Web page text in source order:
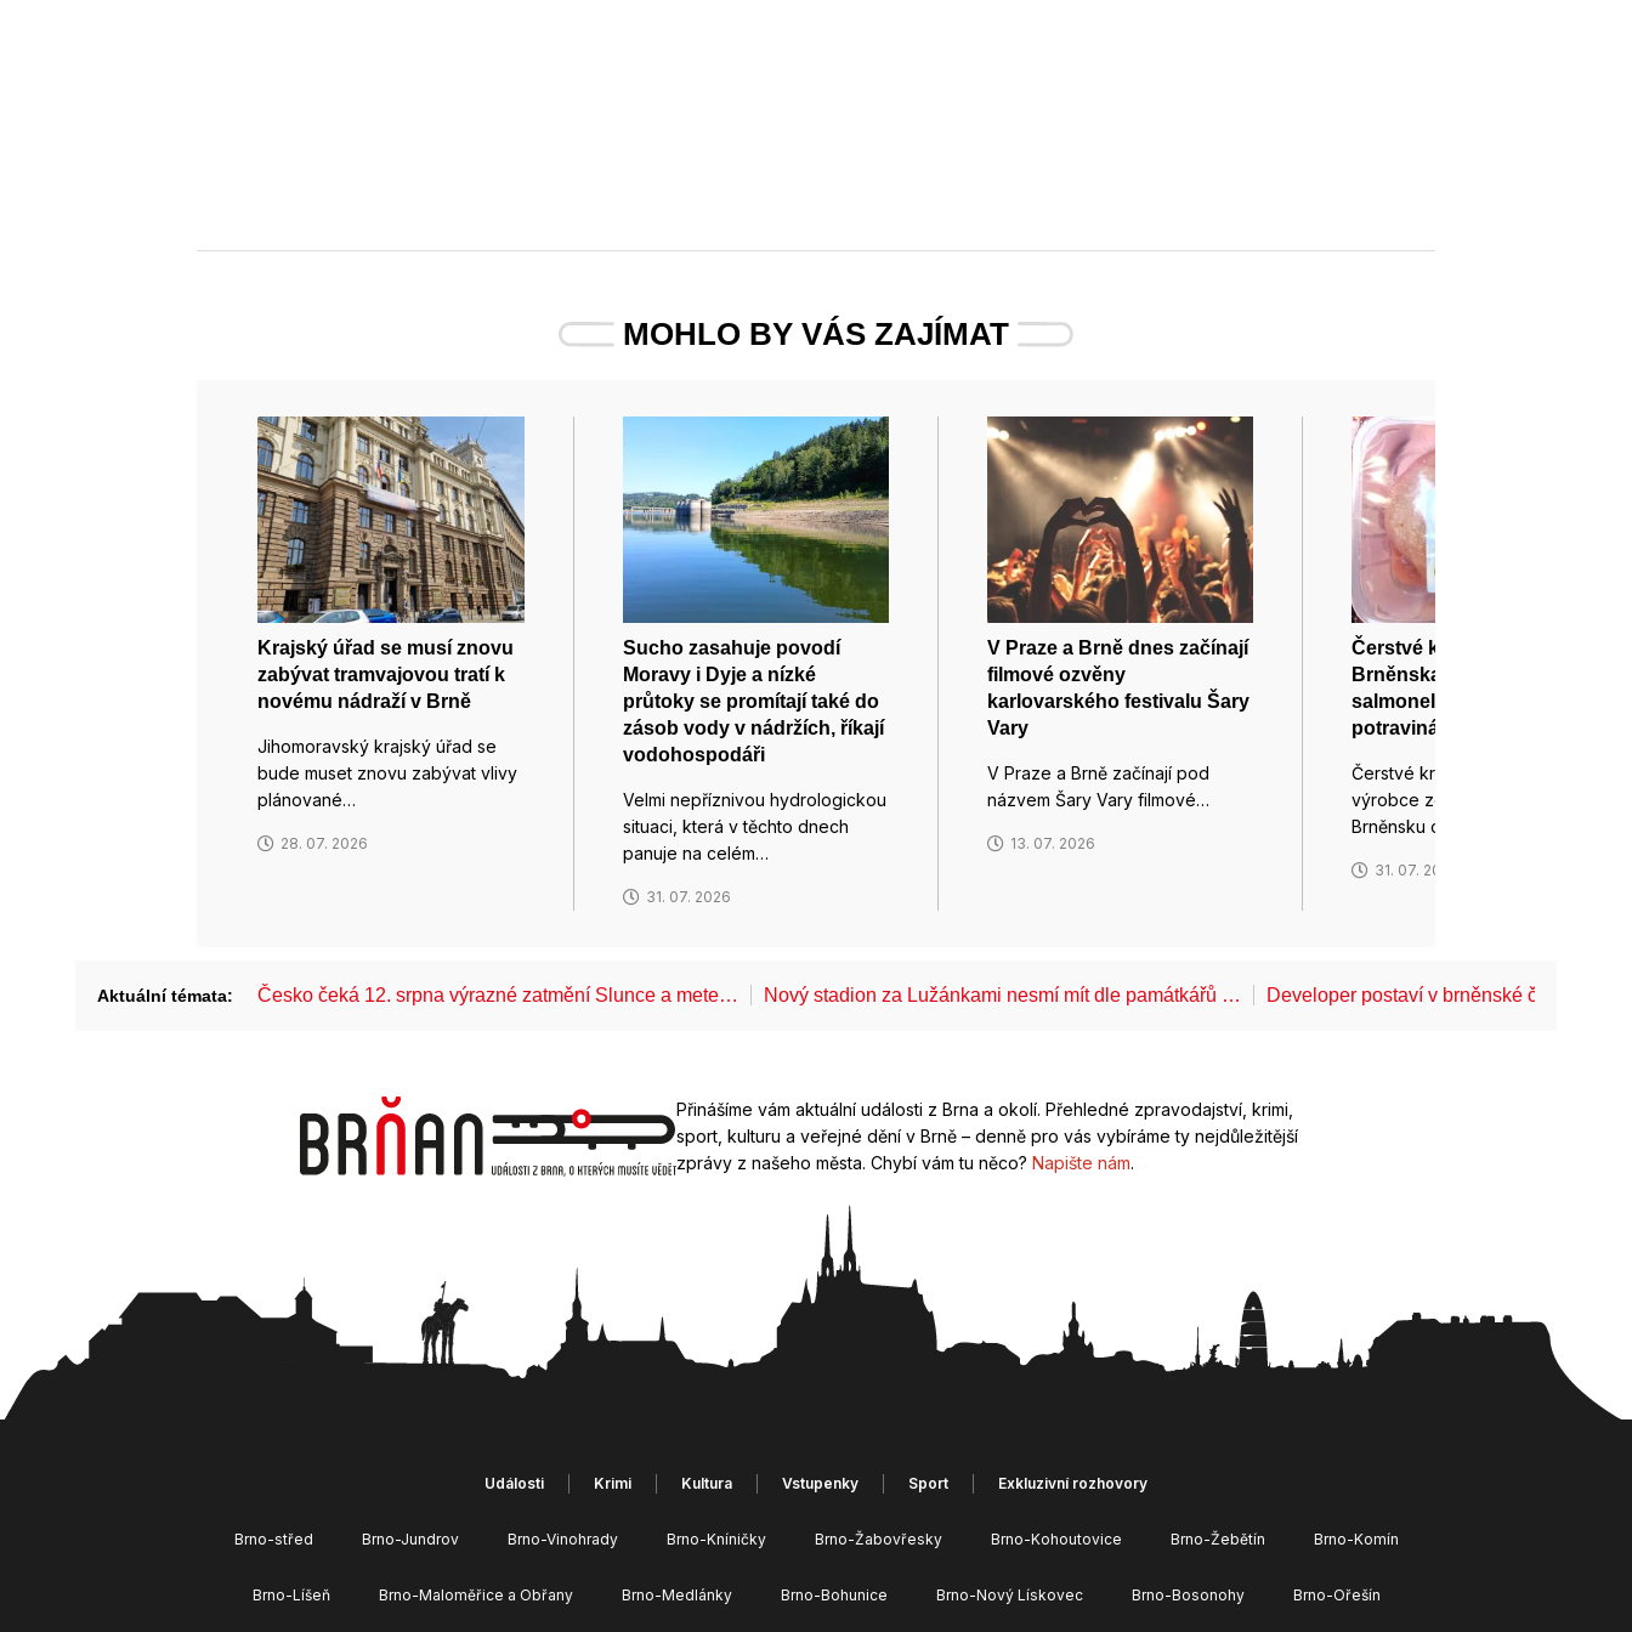
MOHLO BY VÁS ZAJÍMAT
Krajský úřad se musí znovu
zabývat tramvajovou tratí k
novému nádraží v Brně
Jihomoravský krajský úřad se
bude muset znovu zabývat vlivy
plánované…
28. 07. 2026
Sucho zasahuje povodí
Moravy i Dyje a nízké
průtoky se promítají také do
zásob vody v nádržích, říkají
vodohospodáři
Velmi nepříznivou hydrologickou
situaci, která v těchto dnech
panuje na celém…
31. 07. 2026
V Praze a Brně dnes začínají
filmové ozvěny
karlovarského festivalu Šary
Vary
V Praze a Brně začínají pod
názvem Šary Vary filmové…
13. 07. 2026
Čerstvé krůtí plátky z
Brněnska obsahují
salmonelu, varuje
potravinářská inspekce
Čerstvé krůtí prsní plátky
výrobce ze Židlochovic na
Brněnsku obsahují…
31. 07. 2026
Aktuální témata: Česko čeká 12. srpna výrazné zatmění Slunce a mete… Nový stadion za Lužánkami nesmí mít dle památkářů … Developer postaví v brněnské části
Přinášíme vám aktuální události z Brna a okolí. Přehledné zpravodajství, krimi,
sport, kulturu a veřejné dění v Brně – denně pro vás vybíráme ty nejdůležitější
zprávy z našeho města. Chybí vám tu něco? Napište nám.
Události Krimi Kultura Vstupenky Sport Exkluzivní rozhovory
Brno-střed Brno-Jundrov Brno-Vinohrady Brno-Kníničky Brno-Žabovřesky Brno-Kohoutovice Brno-Žebětín Brno-Komín
Brno-Líšeň Brno-Maloměřice a Obřany Brno-Medlánky Brno-Bohunice Brno-Nový Lískovec Brno-Bosonohy Brno-Ořešín